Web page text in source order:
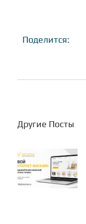
Поделится:
Другие Посты